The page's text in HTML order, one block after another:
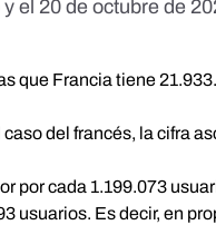
el 20 de octubre de
que Francia tiene
del francés, la cifra
por cada 1.199.073
usuarios. Es decir, en